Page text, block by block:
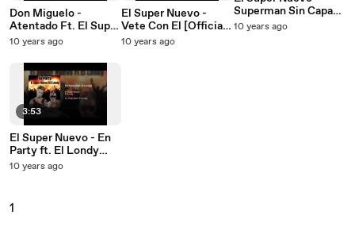
Don Miguelo -
Atentado Ft. El Super
Nuevo [Official
10 years ago
3:53
El Super Nuevo - En
Party ft. El Londy
[Official Audio]
10 years ago
El Super Nuevo -
Vete Con El [Official
Video]
10 years ago
Superman Sin Capa
[Official Audio]
10 years ago
1